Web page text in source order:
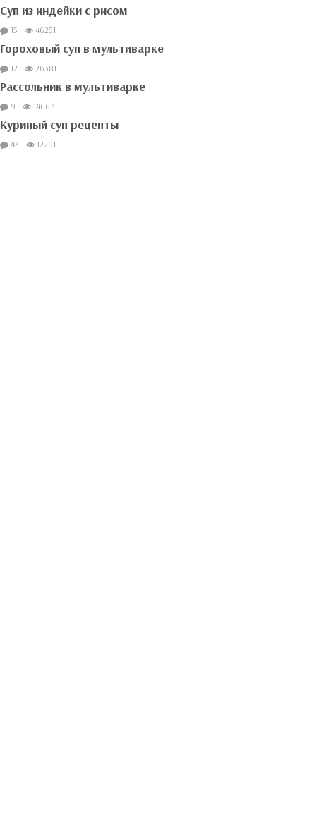
Суп из индейки с рисом
15 46251
Гороховый суп в мультиварке
12 26381
Рассольник в мультиварке
9 14667
Куриный суп рецепты
43 12291